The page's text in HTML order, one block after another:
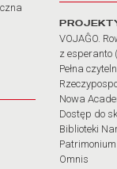
VOJAĜO.
z esperanto
Pełna
Nowa
Dostęp do
Biblioteki
Patrimonium
Omnis